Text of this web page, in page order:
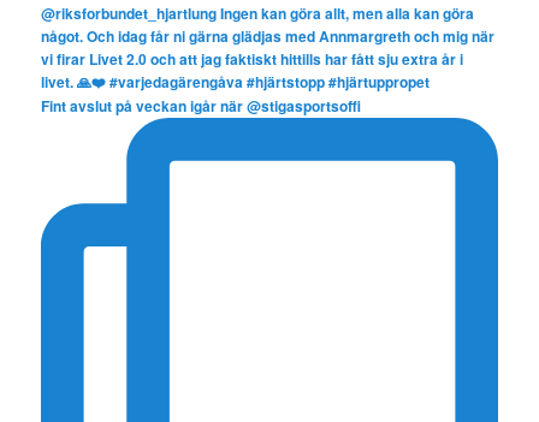
Fint avslut på veckan igår när @stigasportsoffi